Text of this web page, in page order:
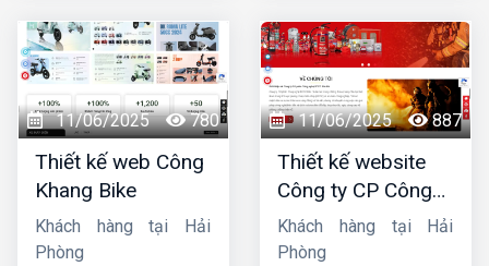
11/06/2025 780
Thiết kế web Công
Khang Bike
Khách hàng tại Hải
Phòng
11/06/2025 887
Thiết kế website
Công ty CP Công
nghệ PCCC Bắc Hà
Khách hàng tại Hải
Phòng